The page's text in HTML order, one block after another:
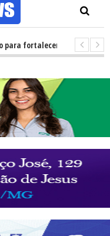
Minas e Pará de